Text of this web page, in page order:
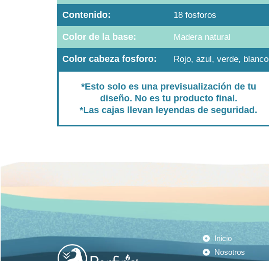
Contenido: 18 fosforos
Color de la base: Madera natural
Color cabeza fosforo: Rojo, azul, verde, blanco
*Esto solo es una previsualización de tu
diseño. No es tu producto final.
*Las cajas llevan leyendas de seguridad.
Inicio
Nosotros